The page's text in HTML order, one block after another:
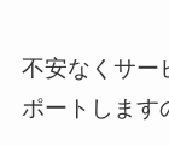
不安なくサー
ポートします